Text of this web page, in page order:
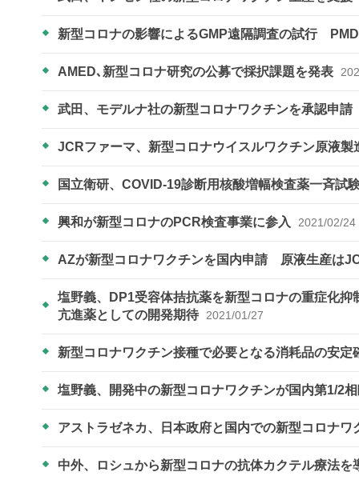
新型コロナの影響によるGMP遠隔調査の試行
AMED､新型コロナ研究の公募で採択課題を発表
武田、モデルナ社の新型コロナワクチンを承認申請
JCRファーマ、新型コロナウイスルワクチン原液
国立衛研、COVID-19診断用核酸増幅検査薬一斉試
興和が新型コロナのPCR検査事業に参入 2021/02/24
AZが新型コロナワクチンを国内申請 原液生産は
塩野義、DP1受容体拮抗薬を新型コロナの重症化
亢進薬としての開発期待 2021/01/27
新型コロナワクチン接種で必要となる消耗品の安
塩野義、開発中の新型コロナワクチンが国内第1/2
アストラゼネカ、日本政府と国内での新型コロナ
中外、ロシュから新型コロナの抗体カクテル療法を